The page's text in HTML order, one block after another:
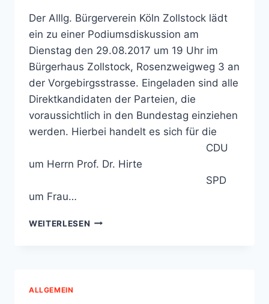
Der Alllg. Bürgerverein Köln Zollstock lädt
ein zu einer Podiumsdiskussion am
Dienstag den 29.08.2017 um 19 Uhr im
Bürgerhaus Zollstock, Rosenzweigweg 3 an
der Vorgebirgsstrasse. Eingeladen sind alle
Direktkandidaten der Parteien, die
voraussichtlich in den Bundestag einziehen
werden. Hierbei handelt es sich für die
CDU
um Herrn Prof. Dr. Hirte
SPD
um Frau…
WEITERLESEN PODIUMSDISKUSSION
ALLGEMEIN